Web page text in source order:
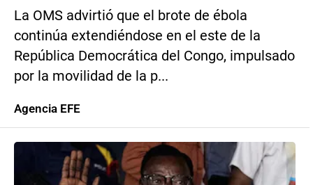
La OMS advirtió que el brote de ébola
continúa extendiéndose en el este de la
República Democrática del Congo, impulsado
por la movilidad de la p...
Agencia EFE